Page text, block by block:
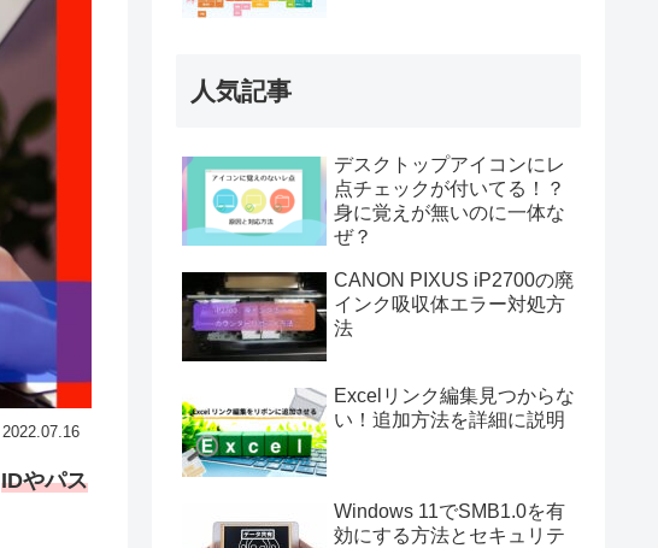
2022.07.16
IDやパス
人気記事
デスクトップアイコンにレ
点チェックが付いてる！？
身に覚えが無いのに一体な
ぜ？
CANON PIXUS iP2700の廃
インク吸収体エラー対処方
法
Excelリンク編集見つからな
い！追加方法を詳細に説明
Windows 11でSMB1.0を有
効にする方法とセキュリテ